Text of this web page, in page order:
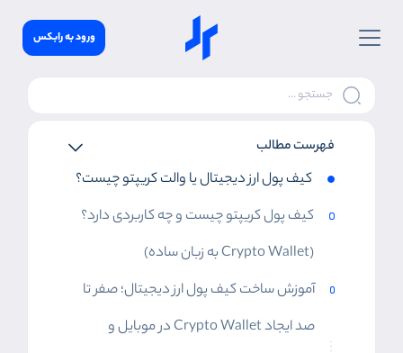
ورود به رابکس
فهرست مطالب
کیف پول ارز دیجیتال یا والت کریپتو چیست؟
کیف پول کریپتو چیست و چه کاربردی دارد؟
(Crypto Wallet به زبان ساده)
آموزش ساخت کیف پول ارز دیجیتال؛ صفر تا
صد ایجاد Crypto Wallet در موبایل و